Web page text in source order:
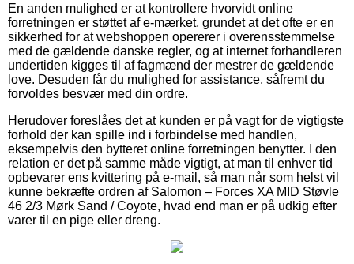
En anden mulighed er at kontrollere hvorvidt online
forretningen er støttet af e-mærket, grundet at det ofte er en
sikkerhed for at webshoppen opererer i overensstemmelse
med de gældende danske regler, og at internet forhandleren
undertiden kigges til af fagmænd der mestrer de gældende
love. Desuden får du mulighed for assistance, såfremt du
forvoldes besvær med din ordre.
Herudover foreslåes det at kunden er på vagt for de vigtigste
forhold der kan spille ind i forbindelse med handlen,
eksempelvis den bytteret online forretningen benytter. I den
relation er det på samme måde vigtigt, at man til enhver tid
opbevarer ens kvittering på e-mail, så man når som helst vil
kunne bekræfte ordren af Salomon – Forces XA MID Støvle
46 2/3 Mørk Sand / Coyote, hvad end man er på udkig efter
varer til en pige eller dreng.